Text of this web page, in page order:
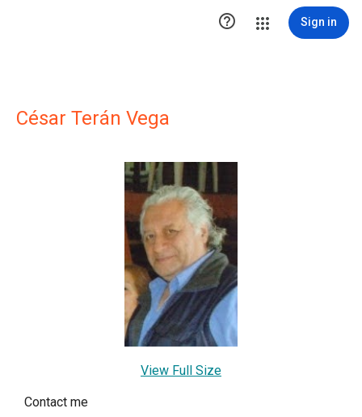
 Sign in
César Terán Vega
View Full Size
Contact me